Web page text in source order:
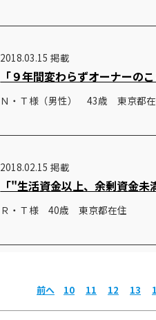
2018.03.15 掲載
「９年間変わらずオーナーの
Ｎ・Ｔ様（男性） 43歳 東京都
2018.02.15 掲載
「"生活資金以上、余剰資金未
Ｒ・Ｔ様 40歳 東京都在住
前へ 10 11 12 13